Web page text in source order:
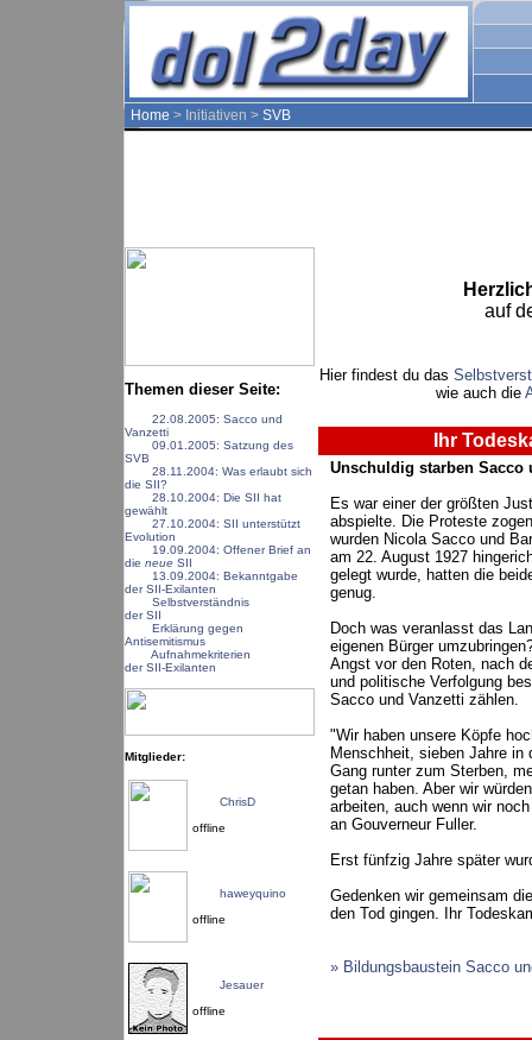
Home > Initiativen > SVB
Themen dieser Seite:
22.08.2005: Sacco und
Vanzetti
09.01.2005: Satzung des
SVB
28.11.2004: Was erlaubt sich
die SII?
28.10.2004: Die SII hat
gewählt
27.10.2004: SII unterstützt
Evolution
19.09.2004: Offener Brief an
die neue SII
13.09.2004: Bekanntgabe
der SII-Exilanten
Selbstverständnis
der SII
Erklärung gegen
Antisemitismus
Aufnahmekriterien
der SII-Exilanten
Mitglieder:
ChrisD
offline
haweyquino
offline
Jesauer
offline
auf
Hier findest du das
wie auch die
Ihr
Unschuldig starben Sacco
Es war einer der größten
abspielte. Die Proteste
wurden Nicola Sacco und
am 22. August 1927
gelegt wurde, hatten die
genug.
Doch was veranlasst das
eigenen Bürger
Angst vor den Roten, nach
und politische Verfolgung
Sacco und Vanzetti zählen.
"Wir haben unsere Köpfe
Menschheit, sieben Jahre in
Gang runter zum Sterben,
getan haben. Aber wir
arbeiten, auch wenn wir
an Gouverneur Fuller.
Erst fünfzig Jahre später
Gedenken wir gemeinsam
den Tod gingen. Ihr
» Bildungsbaustein Sacco